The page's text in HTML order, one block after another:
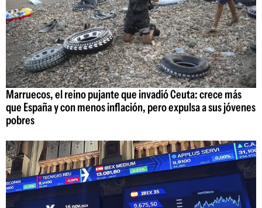
Marruecos, el reino pujante que invadió Ceuta: crece más
que España y con menos inflación, pero expulsa a sus jóvenes
pobres